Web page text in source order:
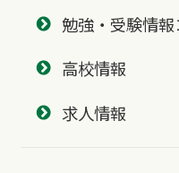
勉強・受験情
高校情報
求人情報